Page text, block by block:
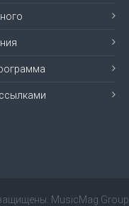
защищены. MusicMag Group.